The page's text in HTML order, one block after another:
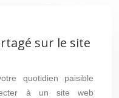
sur le site
quotidien paisible
à un site web